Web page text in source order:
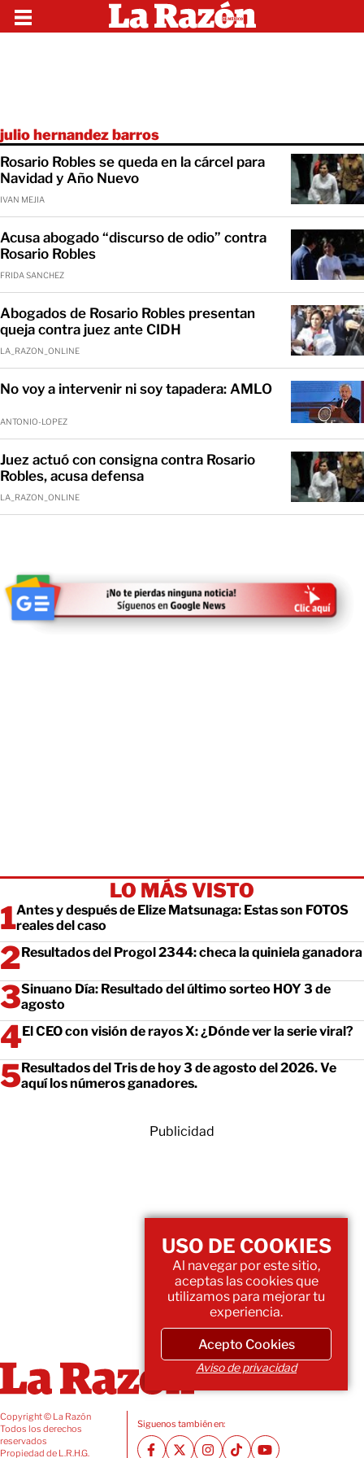
julio hernandez barros
Rosario Robles se queda en la cárcel para
Navidad y Año Nuevo
IVAN MEJIA
Acusa abogado “discurso de odio” contra
Rosario Robles
FRIDA SANCHEZ
Abogados de Rosario Robles presentan
queja contra juez ante CIDH
LA_RAZON_ONLINE
No voy a intervenir ni soy tapadera: AMLO
ANTONIO-LOPEZ
Juez actuó con consigna contra Rosario
Robles, acusa defensa
LA_RAZON_ONLINE
LO MÁS VISTO
Antes y después de Elize Matsunaga: Estas son FOTOS
reales del caso
Resultados del Progol 2344: checa la quiniela ganadora
Sinuano Día: Resultado del último sorteo HOY 3 de
agosto
El CEO con visión de rayos X: ¿Dónde ver la serie viral?
Resultados del Tris de hoy 3 de agosto del 2026. Ve
aquí los números ganadores.
Publicidad
Copyright © La Razón
Todos los derechos
reservados
Propiedad de L.R.H.G.
Siguenos también en:
USO DE COOKIES
Al navegar por este sitio,
aceptas las cookies que
utilizamos para mejorar tu
experiencia.
Acepto Cookies
Aviso de privacidad